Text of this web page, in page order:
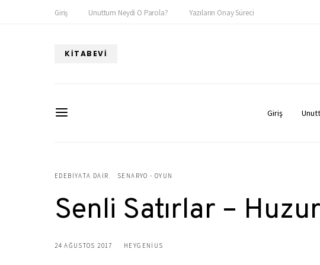
Giriş Unuttum Neydi O Parola? Yazıların Onay Süreci
KITABEVI
Giriş
EDEBIYATA DAIR SENARYO - OYUN
Senli Satırlar –
24 AĞUSTOS 2017 HEYGENIUS